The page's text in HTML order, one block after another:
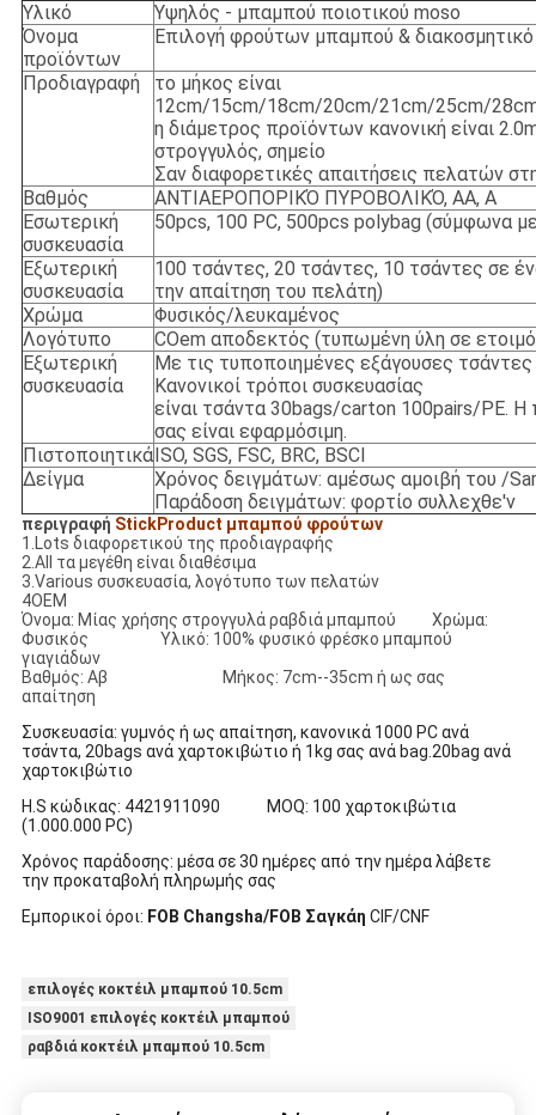
Υλικό
Υψηλός - μπαμπού ποιοτικού moso
Όνομα
προϊόντων
Επιλογή φρούτων μπαμπού &
Προδιαγραφή
το μήκος είναι
12cm/15cm/18cm/20cm/21cm/25cm/
η διάμετρος προϊόντων κανονική είναι
στρογγυλός, σημείο
Σαν διαφορετικές απαιτήσεις πελατών
Βαθμός
ΑΝΤΙΑΕΡΟΠΟΡΙΚΌ ΠΥΡΟΒΟΛΙΚΌ, AA, Α
Εσωτερική
συσκευασία
50pcs, 100 PC, 500pcs polybag (σύμφωνα
Εξωτερική
συσκευασία
100 τσάντες, 20 τσάντες, 10 τσάντες σε
την απαίτηση του πελάτη)
Χρώμα
Φυσικός/λευκαμένος
Λογότυπο
COem αποδεκτός (τυπωμένη ύλη σε
Εξωτερική
συσκευασία
Με τις τυποποιημένες εξάγουσες
Κανονικοί τρόποι συσκευασίας
είναι τσάντα 30bags/carton 100pairs/PE.
σας είναι εφαρμόσιμη.
Πιστοποιητικά ISO, SGS, FSC, BRC, BSCI
Δείγμα
Χρόνος δειγμάτων: αμέσως αμοιβή του /
Παράδοση δειγμάτων: φορτίο συλλεχθε'ν
περιγραφή StickProduct μπαμπού φρούτων
1.Lots διαφορετικού της προδιαγραφής
2.All τα μεγέθη είναι διαθέσιμα
3.Various συσκευασία, λογότυπο των πελατών
4OEM
Όνομα: Μίας χρήσης στρογγυλά ραβδιά μπαμπού Χρώμα:
Φυσικός Υλικό: 100% φυσικό φρέσκο μπαμπού
γιαγιάδων
Βαθμός: Αβ Μήκος: 7cm--35cm ή ως σας
απαίτηση
Συσκευασία: γυμνός ή ως απαίτηση, κανονικά 1000 PC ανά
τσάντα, 20bags ανά χαρτοκιβώτιο ή 1kg σας ανά bag.20bag ανά
χαρτοκιβώτιο
H.S κώδικας: 4421911090 MOQ: 100 χαρτοκιβώτια
(1.000.000 PC)
Χρόνος παράδοσης: μέσα σε 30 ημέρες από την ημέρα λάβετε
την προκαταβολή πληρωμής σας
Εμπορικοί όροι: FOB Changsha/FOB Σαγκάη CIF/CNF
επιλογές κοκτέιλ μπαμπού 10.5cm
ISO9001 επιλογές κοκτέιλ μπαμπού
ραβδιά κοκτέιλ μπαμπού 10.5cm